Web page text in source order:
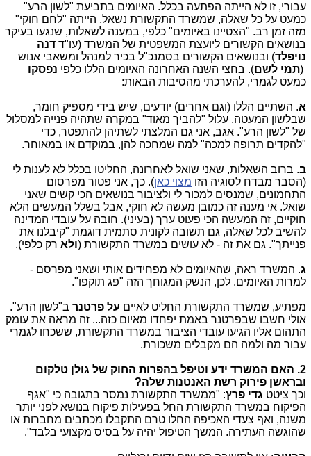
עבורי, זו לא הייתה הפתעה בכלל. האיומים בתביעת "לשון הרע"
כמעט על כל שאלה, שמשרד התקשורת נשאל, הייתה "לחם חוקי"
מזה זמן רב. "הצטיינו באיומים" כלפי, במענה לשאלות, שנגעו בעיקר
בנושאים הקשורים ליועצת המשפטית של המשרד (עו"ד דנה
נויפלד) ובנושאים הקשורים בסמנכ"ל בכיר למנהל ומשאבי אנוש
(תמי לשם). בחצי השנה האחרונה האיומים הללו כלפי נפסקו
כמעט לגמרי, להערכתי מהסיבות הבאות:
א. השתיים הללו (וגם אחרים) יודעים, שיש בידי מספיק חומר,
שבלשון המעטה, עלול "להביך מאוד" במקרה שתהיה פנייה למסלול
של "לשון הרע". אגב, אני גם המלצתי לשתיהן להתפטר, כדי
"להקדים תרופה למכה" למה שמחכה להן, במוקדם או במאוחר.
ב. ברוב השאלות, שאני שואל לאחרונה, החליטו בכלל לא לענות לי
(הסבר מבדח לסוגיה הזו מצוי כאן). כך, אני פטור מפרסום
התחמונים, שמנסים למכור לי ולציבור בנושאים הכי קשים שאני
שואל. אי מענה זה כמובן מעשה לא חוקי, אבל בשלל המעשים הלא
חוקיים, זה המעשה הכי פעוט ערך (בעיני). חובה על עובדי המדינה
להשיב לכל שאלה, גם תשובה לקונית סתמית דוגמת "קיבלנו את
פנייתך". גם את זה - לא עושים במשרד התקשורת (ולא רק כלפי).
ג. המשרד ראה, שהאיומים לא מפחידים אותי ושאני מפרסם -
למרות האיומים. לכן, הנשק המגוחך הזה "פג תוקפו".
מפתיע, שמשרד התקשורת החליט לאיים על פרטנר ב"לשון הרע".
אולי חשבו שבפרטנר באמת יפחדו מאיום כזה... זה מראה את עומק
התהום אליו הגיעו עובדי הציבור במשרד התקשורת, ששכחו לגמרי
עבור מה ולמה הם מקבלים משכורת.
2. האם המשרד ידע וטיפל בהפרות החוק של גולן טלקום
ובראשן פירוק רשת האנטנות שלה?
וכך ציטט גדי פרץ: "ממשרד התקשורת נמסר בתגובה כי "אגף
הפיקוח במשרד התקשורת החל בפעילות פיקוח בנושא לפני יותר
משנה, ואף צעדי האכיפה החלו טרם התקבלו מכתבים מחברות או
שהוגשה העתירה. המשך הטיפול יהיה על בסיס מקצועי בלבד".